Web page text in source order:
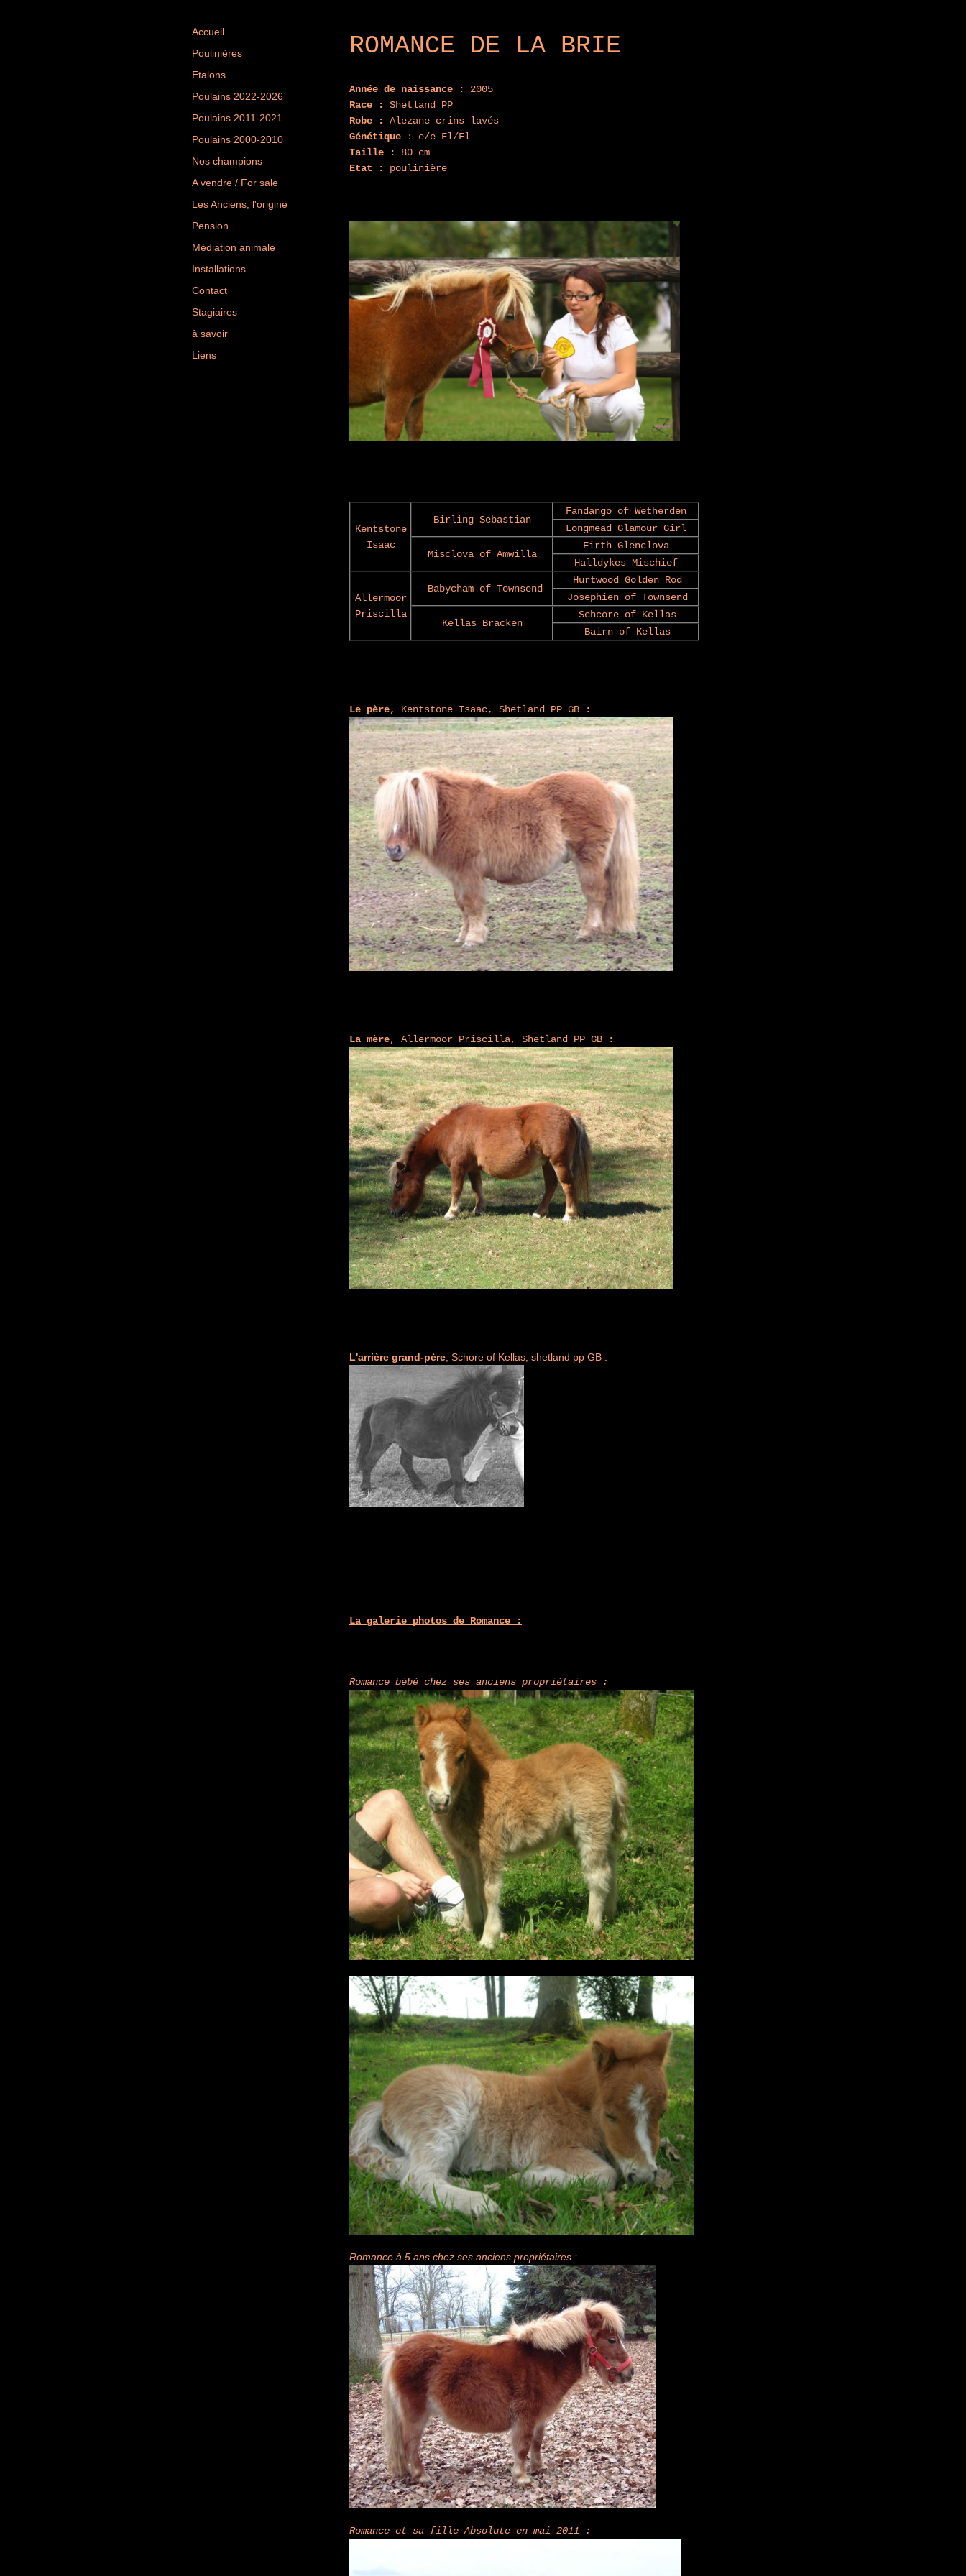
Accueil
Poulinières
Etalons
Poulains 2022-2026
Poulains 2011-2021
Poulains 2000-2010
Nos champions
A vendre / For sale
Les Anciens, l'origine
Pension
Médiation animale
Installations
Contact
Stagiaires
à savoir
Liens
ROMANCE DE LA BRIE
Année de naissance : 2005
Race : Shetland PP
Robe : Alezane crins lavés
Génétique : e/e Fl/Fl
Taille : 80 cm
Etat : poulinière
Kentstone
Isaac
Birling Sebastian
Fandango of Wetherden
Longmead Glamour Girl
Misclova of Amwilla
Firth Glenclova
Halldykes Mischief
Allermoor
Priscilla
Babycham of Townsend
Hurtwood Golden Rod
Josephien of Townsend
Kellas Bracken
Schcore of Kellas
Bairn of Kellas
Le père, Kentstone Isaac, Shetland PP GB :
La mère, Allermoor Priscilla, Shetland PP GB :
L'arrière grand-père , Schore of Kellas, shetland pp GB :
La galerie photos de Romance :
Romance bébé chez ses anciens propriétaires :
Romance à 5 ans chez ses anciens propriétaires :
Romance et sa fille Absolute en mai 2011 :